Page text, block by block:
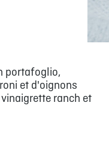
portafoglio,
et d'oignons
ranch et